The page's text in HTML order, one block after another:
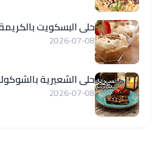
حلى البسكويت
2026-07-08
حلى الشعيرية
2026-07-08